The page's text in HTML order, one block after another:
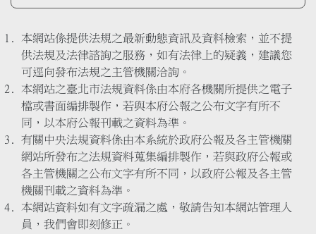
本網站係提供法規之最新動態資訊及資料檢索，並不提
供法規及法律諮詢之服務，如有法律上的疑義，建議您
可逕向發布法規之主管機關洽詢。
本網站之臺北市法規資料係由本府各機關所提供之電子
檔或書面編排製作，若與本府公報之公布文字有所不
同，以本府公報刊載之資料為準。
有關中央法規資料係由本系統於政府公報及各主管機關
網站所發布之法規資料蒐集編排製作，若與政府公報或
各主管機關之公布文字有所不同，以政府公報及各主管
機關刊載之資料為準。
本網站資料如有文字疏漏之處，敬請告知本網站管理人
員，我們會即刻修正。